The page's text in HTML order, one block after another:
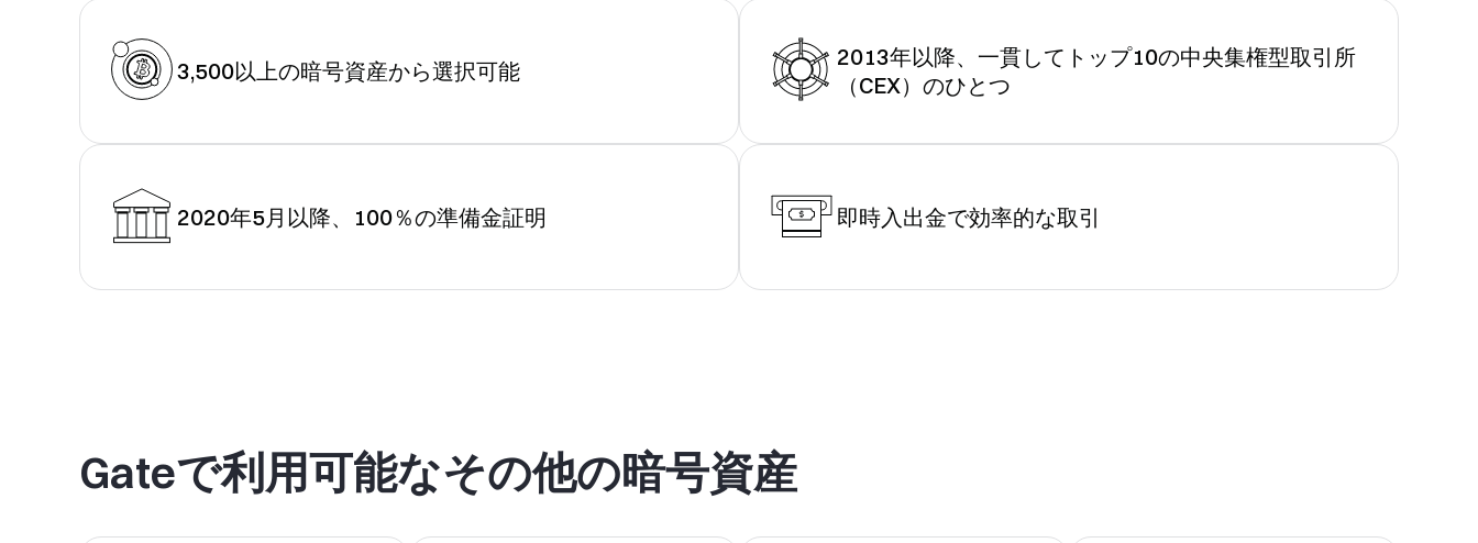
3,500以上の暗号資産から選択可能
2013年以降、一貫してトップ10の中央集権型取引所
（CEX）のひとつ
2020年5月以降、100％の準備金証明 即時入出金で効率的な取引
Gateで利用可能なその他の暗号資産